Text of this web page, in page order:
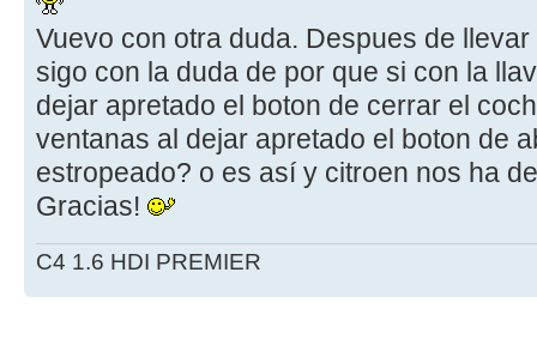
Vuevo con otra duda. Despues de
sigo con la duda de por que si con la
dejar apretado el boton de cerrar el
ventanas al dejar apretado el boton de
estropeado? o es así y citroen nos ha
Gracias!
C4 1.6 HDI PREMIER